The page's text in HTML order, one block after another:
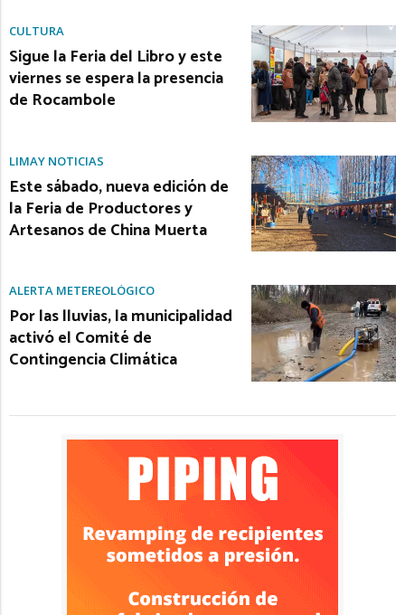
CULTURA
Sigue la Feria del Libro y este
viernes se espera la presencia
de Rocambole
LIMAY NOTICIAS
Este sábado, nueva edición de
la Feria de Productores y
Artesanos de China Muerta
ALERTA METEREOLÓGICO
Por las lluvias, la municipalidad
activó el Comité de
Contingencia Climática